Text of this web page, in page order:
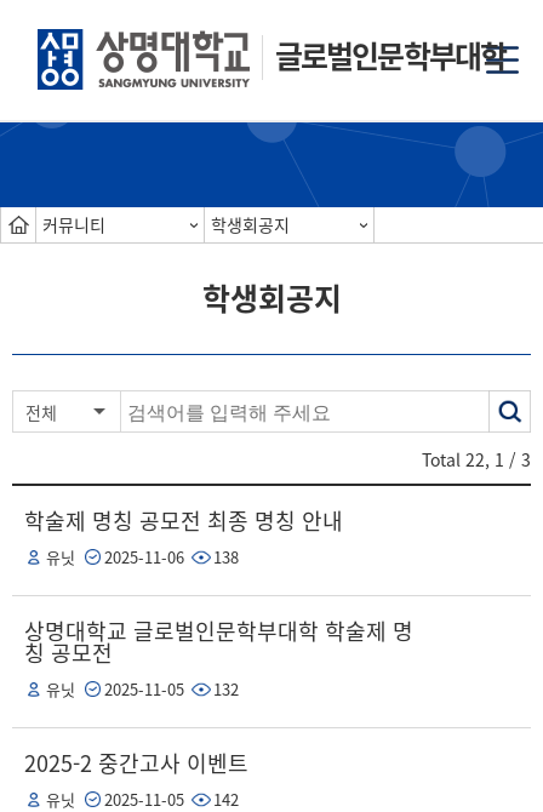
글로벌인문학부대학
커뮤니티 학생회공지
학생회공지
전체
Total 22, 1 / 3
학술제 명칭 공모전 최종 명칭 안내
유닛 2025-11-06 138
상명대학교 글로벌인문학부대학 학술제 명
칭 공모전
유닛 2025-11-05 132
2025-2 중간고사 이벤트
유닛 2025-11-05 142